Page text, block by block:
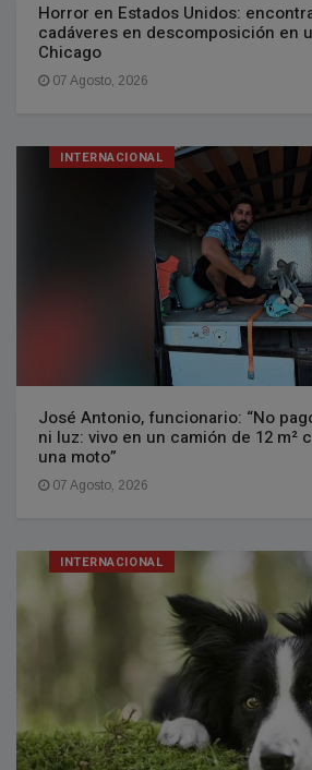
Horror en Estados Unidos:
cadáveres en descomposición en
Chicago
07 Agosto, 2026
INTERNACIONAL
José Antonio, funcionario: “No
ni luz: vivo en un camión de 12 m²
una moto”
07 Agosto, 2026
INTERNACIONAL